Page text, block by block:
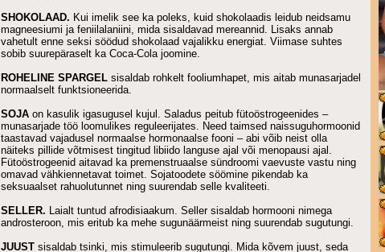
SHOKOLAAD. Kui imelik see ka poleks, kuid shokolaadis leidub neidsamu
magneesiumi ja feniilalaniini, mida sisaldavad mereannid. Lisaks annab
vahetult enne seksi söödud shokolaad vajalikku energiat. Viimase suhtes
sobib suurepäraselt ka Coca-Cola joomine.
ROHELINE SPARGEL sisaldab rohkelt fooliumhapet, mis aitab munasarjadel
normaalselt funktsioneerida.
SOJA on kasulik igasugusel kujul. Saladus peitub fütoöstrogeenides –
munasarjade töö loomulikes reguleerijates. Need taimsed naissuguhormoonid
taastavad vajadusel normaalse hormonaalse fooni – abi võib neist olla
näiteks pillide võtmisest tingitud libiido languse ajal või menopausi ajal.
Fütoöstrogeenid aitavad ka premenstruaalse sündroomi vaevuste vastu ning
omavad vähkiennetavat toimet. Sojatoodete söömine pikendab ka
seksuaalset rahuolutunnet ning suurendab selle kvaliteeti.
SELLER. Laialt tuntud afrodisiaakum. Seller sisaldab hormooni nimega
androsteroon, mis eritub ka mehe sugunäärmeist ning suurendab sugutungi.
JUUST sisaldab tsinki, mis stimuleerib sugutungi. Mida kõvem juust, seda